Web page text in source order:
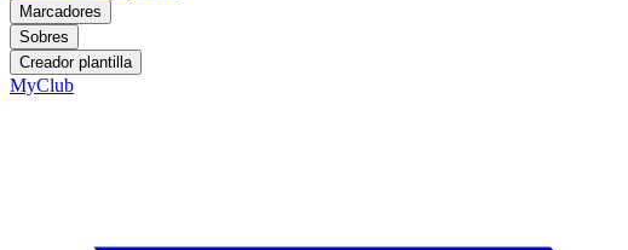
Marcadores
Sobres
Creador plantilla
MyClub